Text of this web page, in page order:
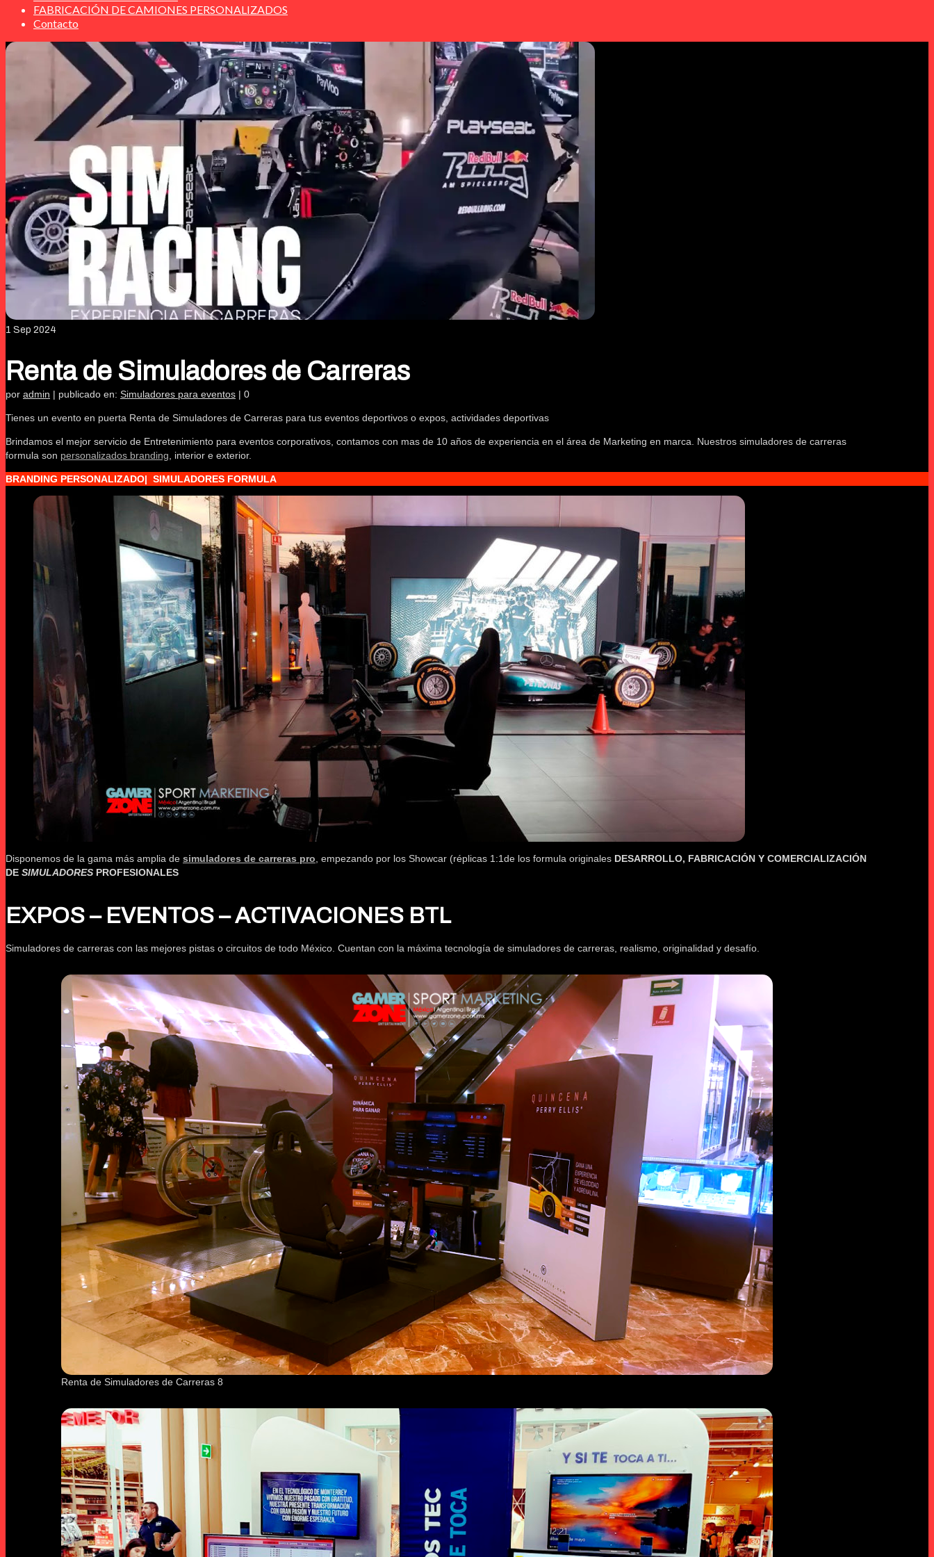
FABRICACIÓN DE CAMIONES PERSONALIZADOS
Contacto
1 Sep 2024
Renta de Simuladores de Carreras
por admin | publicado en: Simuladores para eventos | 0
Tienes un evento en puerta Renta de Simuladores de Carreras para tus eventos deportivos o expos, actividades deportivas
Brindamos el mejor servicio de Entretenimiento para eventos corporativos, contamos con mas de 10 años de experiencia en el área de Marketing en marca. Nuestros simuladores de carreras
formula son personalizados branding , interior e exterior.
BRANDING PERSONALIZADO| SIMULADORES FORMULA
Disponemos de la gama más amplia de simuladores de carreras pro , empezando por los Showcar (réplicas 1:1de los formula originales DESARROLLO, FABRICACIÓN Y COMERCIALIZACIÓN
DE SIMULADORES PROFESIONALES
EXPOS – EVENTOS – ACTIVACIONES BTL
Simuladores de carreras con las mejores pistas o circuitos de todo México. Cuentan con la máxima tecnología de simuladores de carreras, realismo, originalidad y desafío.
Renta de Simuladores de Carreras 8